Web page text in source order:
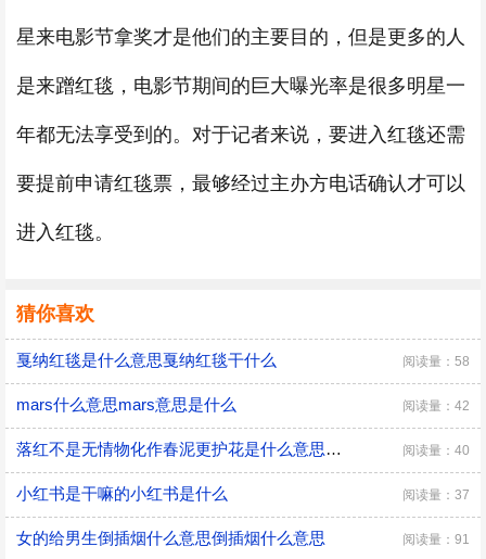
星来电影节拿奖才是他们的主要目的，但是更多的人
是来蹭红毯，电影节期间的巨大曝光率是很多明星一
年都无法享受到的。对于记者来说，要进入红毯还需
要提前申请红毯票，最够经过主办方电话确认才可以
进入红毯。
猜你喜欢
戛纳红毯是什么意思戛纳红毯干什么 阅读量：58
mars什么意思mars意思是什么 阅读量：42
落红不是无情物化作春泥更护花是什么意思落红不是无情物化作春泥更护花是什么意思呢 阅读量：40
小红书是干嘛的小红书是什么 阅读量：37
女的给男生倒插烟什么意思倒插烟什么意思 阅读量：91